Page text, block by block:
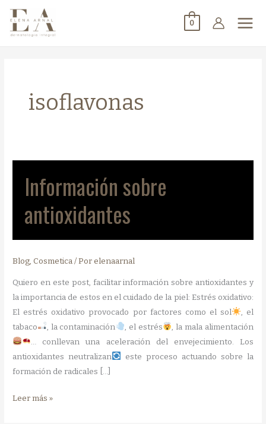
0
isoflavonas
Información sobre
antioxidantes
Blog,Cosmetica/ Porelenaarnal
Quiero en este post, facilitar información sobre antioxidantes y
la importancia de estos en el cuidado de la piel: Estrés oxidativo:
El estrés oxidativo provocado por factores como el sol
, el
tabaco
, la contaminación , el estrés
, la mala alimentación
… conllevan una aceleración del envejecimiento. Los
antioxidantes neutralizan
este proceso actuando sobre la
formación de radicales […]
Información
Leer más »